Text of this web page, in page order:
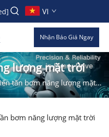
VI
Nhận Báo Giá Ngay
lượng mặt trời
tần bơm năng lượng mặt trời
bơm năng lượng mặt trời